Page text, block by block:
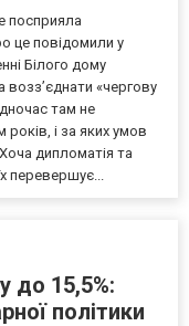
посприяла
це повідомили у
Білого дому
«чергову
там не
років, і за яких умов
дипломатія та
перевершує...
до 15,5%:
політики